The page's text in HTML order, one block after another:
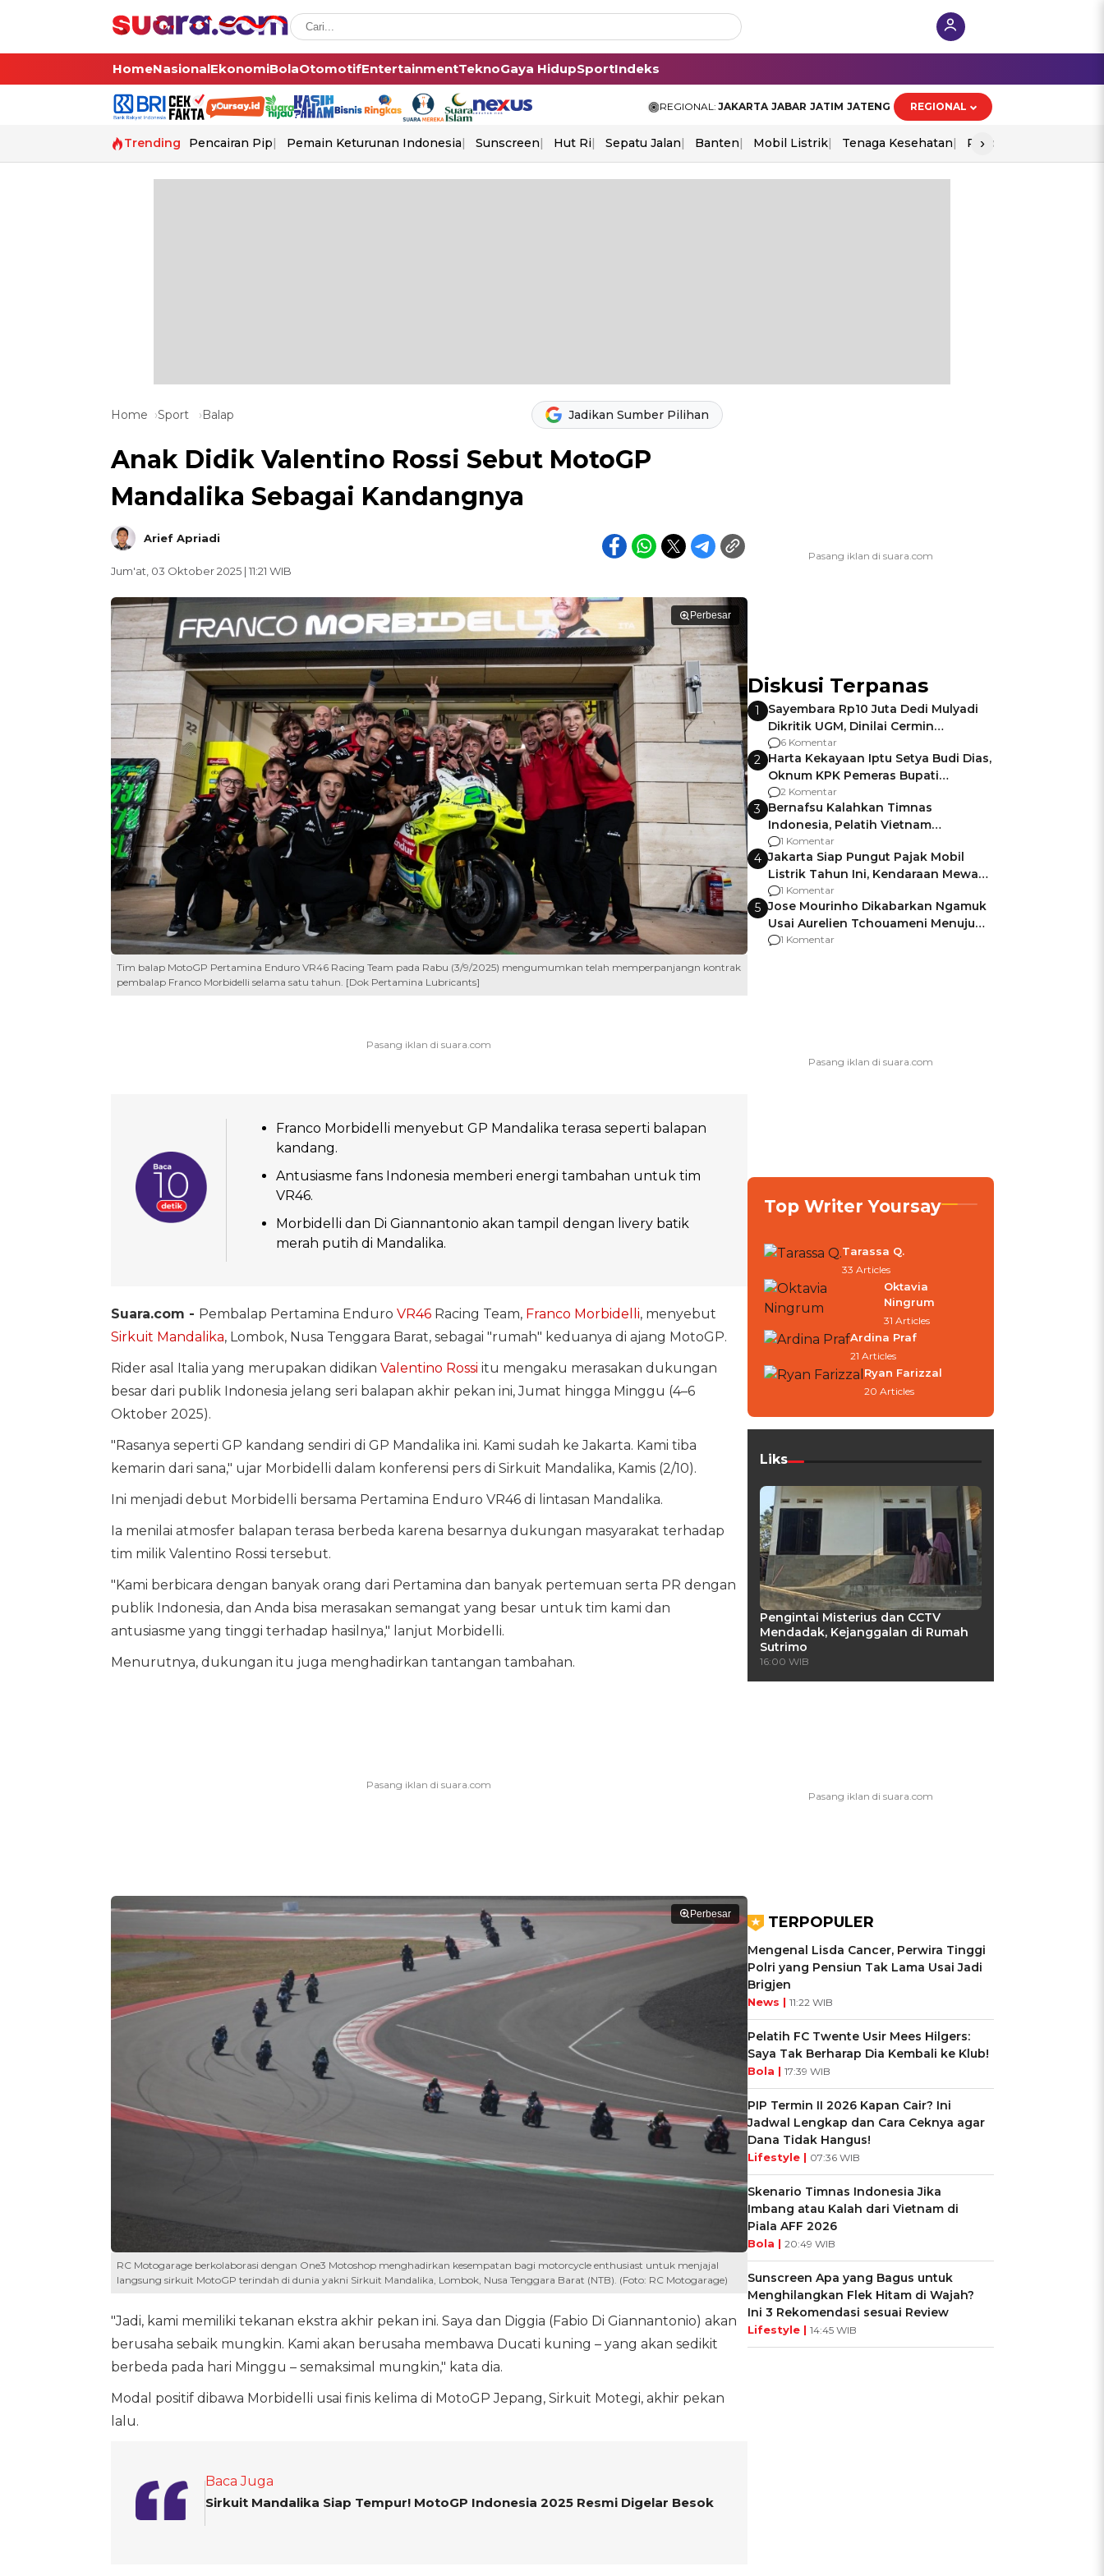
HomeNasionalEkonomiBolaOtomotifEntertainmentTeknoGaya HidupSportIndeks
REGIONAL: JAKARTA JABAR JATIM JATENG REGIONAL
Trending Pencairan Pip Pemain Keturunan Indonesia Sunscreen Hut Ri Sepatu Jalan Banten Mobil Listrik Tenaga Kesehatan Piala Aff 2026
›
Home Sport Balap Jadikan Sumber Pilihan
Anak Didik Valentino Rossi Sebut MotoGP
Mandalika Sebagai Kandangnya
Arief Apriadi
Jum'at, 03 Oktober 2025 | 11:21 WIB
Perbesar
Tim balap MotoGP Pertamina Enduro VR46 Racing Team pada Rabu (3/9/2025) mengumumkan telah memperpanjangn kontrak
pembalap Franco Morbidelli selama satu tahun. [Dok Pertamina Lubricants]
Franco Morbidelli menyebut GP Mandalika terasa seperti balapan
kandang.
Antusiasme fans Indonesia memberi energi tambahan untuk tim
VR46.
Morbidelli dan Di Giannantonio akan tampil dengan livery batik
merah putih di Mandalika.
Suara.com - Pembalap Pertamina Enduro VR46Racing Team, Franco Morbidelli, menyebut
Sirkuit Mandalika, Lombok, Nusa Tenggara Barat, sebagai "rumah" keduanya di ajang MotoGP.
Rider asal Italia yang merupakan didikan Valentino Rossi itu mengaku merasakan dukungan
besar dari publik Indonesia jelang seri balapan akhir pekan ini, Jumat hingga Minggu (4–6
Oktober 2025).
"Rasanya seperti GP kandang sendiri di GP Mandalika ini. Kami sudah ke Jakarta. Kami tiba
kemarin dari sana," ujar Morbidelli dalam konferensi pers di Sirkuit Mandalika, Kamis (2/10).
Ini menjadi debut Morbidelli bersama Pertamina Enduro VR46 di lintasan Mandalika.
Ia menilai atmosfer balapan terasa berbeda karena besarnya dukungan masyarakat terhadap
tim milik Valentino Rossi tersebut.
"Kami berbicara dengan banyak orang dari Pertamina dan banyak pertemuan serta PR dengan
publik Indonesia, dan Anda bisa merasakan semangat yang besar untuk tim kami dan
antusiasme yang tinggi terhadap hasilnya," lanjut Morbidelli.
Menurutnya, dukungan itu juga menghadirkan tantangan tambahan.
Perbesar
RC Motogarage berkolaborasi dengan One3 Motoshop menghadirkan kesempatan bagi motorcycle enthusiast untuk menjajal
langsung sirkuit MotoGP terindah di dunia yakni Sirkuit Mandalika, Lombok, Nusa Tenggara Barat (NTB). (Foto: RC Motogarage)
"Jadi, kami memiliki tekanan ekstra akhir pekan ini. Saya dan Diggia (Fabio Di Giannantonio) akan
berusaha sebaik mungkin. Kami akan berusaha membawa Ducati kuning – yang akan sedikit
berbeda pada hari Minggu – semaksimal mungkin," kata dia.
Modal positif dibawa Morbidelli usai finis kelima di MotoGP Jepang, Sirkuit Motegi, akhir pekan
lalu.
Baca Juga
Sirkuit Mandalika Siap Tempur! MotoGP Indonesia 2025 Resmi Digelar Besok
Diskusi Terpanas
1
Sayembara Rp10 Juta Dedi Mulyadi
Dikritik UGM, Dinilai Cermin
Gagalnya Negara Jamin Keamanan
6 Komentar
2 Harta Kekayaan Iptu Setya Budi Dias,
Oknum KPK Pemeras Bupati
Pemalang
2 Komentar
3 Bernafsu Kalahkan Timnas
Indonesia, Pelatih Vietnam
Berencana Pakai Jimat di Pakansari
1 Komentar
4 Jakarta Siap Pungut Pajak Mobil
Listrik Tahun Ini, Kendaraan Mewah
Kena hingga 75% PKB
1 Komentar
5 Jose Mourinho Dikabarkan Ngamuk
Usai Aurelien Tchouameni Menuju
Manchester United
1 Komentar
Top Writer Yoursay
Tarassa Q.
33 Articles
Oktavia
Ningrum
31 Articles
Ardina Praf
21 Articles
Ryan Farizzal
20 Articles
Liks
Pengintai Misterius dan CCTV
Mendadak, Kejanggalan di Rumah
Sutrimo
16:00 WIB
TERPOPULER
Mengenal Lisda Cancer, Perwira Tinggi
Polri yang Pensiun Tak Lama Usai Jadi
Brigjen
News | 11:22 WIB
Pelatih FC Twente Usir Mees Hilgers:
Saya Tak Berharap Dia Kembali ke Klub!
Bola | 17:39 WIB
PIP Termin II 2026 Kapan Cair? Ini
Jadwal Lengkap dan Cara Ceknya agar
Dana Tidak Hangus!
Lifestyle | 07:36 WIB
Skenario Timnas Indonesia Jika
Imbang atau Kalah dari Vietnam di
Piala AFF 2026
Bola | 20:49 WIB
Sunscreen Apa yang Bagus untuk
Menghilangkan Flek Hitam di Wajah?
Ini 3 Rekomendasi sesuai Review
Lifestyle | 14:45 WIB